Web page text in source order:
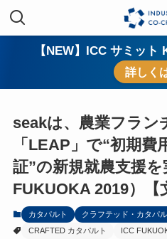
【NEW】ICC サミット
詳しく
seakは、農業フラン
「LEAP」で“初期費
証”の新規就農支援
FUKUOKA 2019）【
カタパルト
クラフテッド・カタパ
CRAFTED カタパルト
ICC